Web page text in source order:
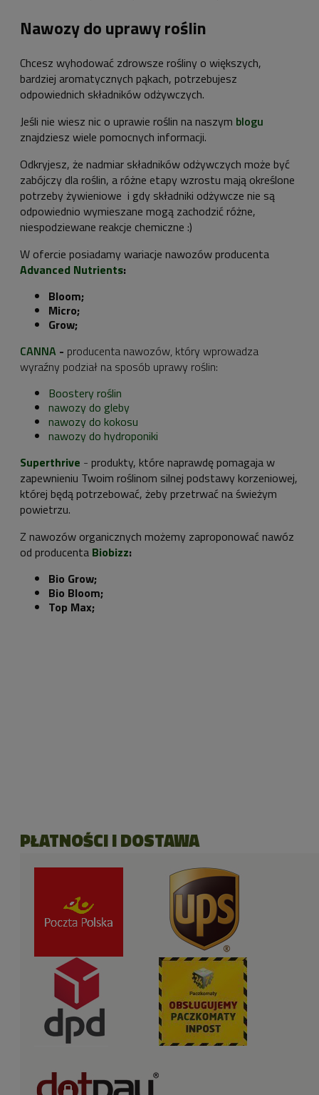
Nawozy do uprawy roślin
Chcesz wyhodować zdrowsze rośliny o większych,
bardziej aromatycznych pąkach, potrzebujesz
odpowiednich składników odżywczych.
Jeśli nie wiesz nic o uprawie roślin na naszym blogu
znajdziesz wiele pomocnych informacji.
Odkryjesz, że nadmiar składników odżywczych może być
zabójczy dla roślin, a różne etapy wzrostu mają określone
potrzeby żywieniowe i gdy składniki odżywcze nie są
odpowiednio wymieszane mogą zachodzić różne,
niespodziewane reakcje chemiczne :)
W ofercie posiadamy wariacje nawozów producenta
Advanced Nutrients:
Bloom;
Micro;
Grow;
CANNA - producenta nawozów, który wprowadza
wyraźny podział na sposób uprawy roślin:
Boostery roślin
nawozy do gleby
nawozy do kokosu
nawozy do hydroponiki
Superthrive - produkty, które naprawdę pomagaja w
zapewnieniu Twoim roślinom silnej podstawy korzeniowej,
której będą potrzebować, żeby przetrwać na świeżym
powietrzu.
Z nawozów organicznych możemy zaproponować nawóz
od producenta Biobizz:
Bio Grow;
Bio Bloom;
Top Max;
PŁATNOŚCI I DOSTAWA